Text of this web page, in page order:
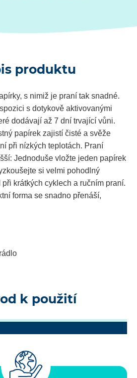
produktu
s nimiž je praní tak snadné.
s dotykově aktivovanými
dodávají až 7 dní trvající vůni.
papírek zajistí čisté a svěže
při nízkých teplotách. Praní
Jednoduše vložte jeden papírek
si velmi pohodlný
krátkých cyklech a ručním praní.
forma se snadno přenáší,
k použití